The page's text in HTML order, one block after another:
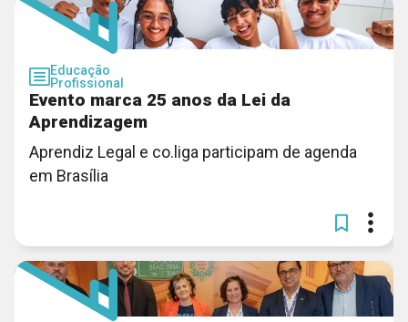
Educação
Profissional
Evento marca 25 anos da Lei da
Aprendizagem
Aprendiz Legal e co.liga participam de agenda
em Brasília